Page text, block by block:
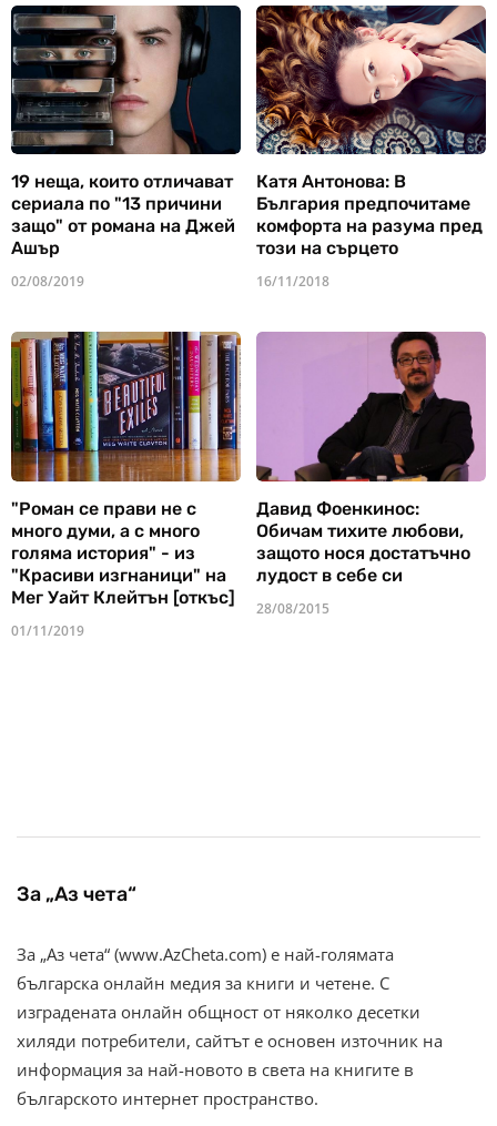
19 неща, които отличават
сериала по "13 причини
защо" от романа на Джей
Ашър
02/08/2019
Катя Антонова: В
България предпочитаме
комфорта на разума пред
този на сърцето
16/11/2018
"Роман се прави не с
много думи, а с много
голяма история" - из
"Красиви изгнаници" на
Мег Уайт Клейтън [откъс]
01/11/2019
Давид Фоенкинос:
Обичам тихите любови,
защото нося достатъчно
лудост в себе си
28/08/2015
За „Аз чета“
За „Аз чета“ (www.AzCheta.com) е най-голямата
българска онлайн медия за книги и четене. С
изградената онлайн общност от няколко десетки
хиляди потребители, сайтът е основен източник на
информация за най-новото в света на книгите в
българското интернет пространство.